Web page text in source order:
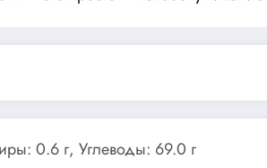
0.6 г, Углеводы: 69.0 г